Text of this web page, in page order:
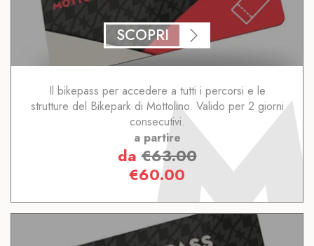
SCOPRI
Il bikepass per accedere a tutti i percorsi e le
strutture del Bikepark di Mottolino. Valido per 2 giorni
consecutivi.
a partire
da€63.00
€60.00